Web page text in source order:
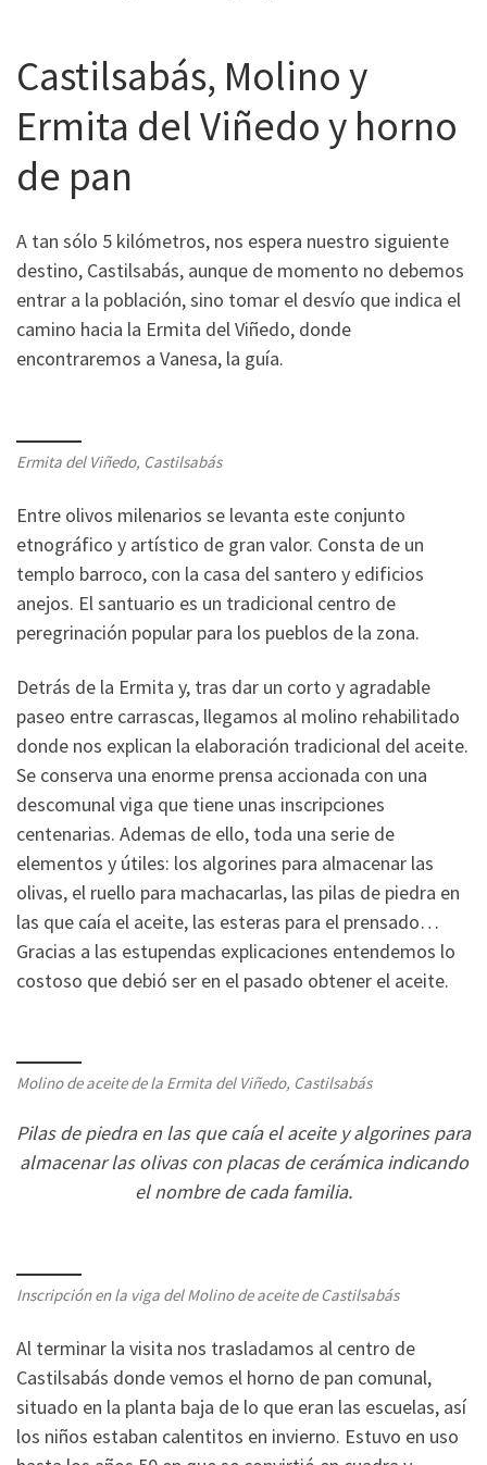
Castilsabás, Molino y
Ermita del Viñedo y horno
de pan
A tan sólo 5 kilómetros, nos espera nuestro siguiente
destino, Castilsabás, aunque de momento no debemos
entrar a la población, sino tomar el desvío que indica el
camino hacia la Ermita del Viñedo, donde
encontraremos a Vanesa, la guía.
Ermita del Viñedo, Castilsabás
Entre olivos milenarios se levanta este conjunto
etnográfico y artístico de gran valor. Consta de un
templo barroco, con la casa del santero y edificios
anejos. El santuario es un tradicional centro de
peregrinación popular para los pueblos de la zona.
Detrás de la Ermita y, tras dar un corto y agradable
paseo entre carrascas, llegamos al molino rehabilitado
donde nos explican la elaboración tradicional del aceite.
Se conserva una enorme prensa accionada con una
descomunal viga que tiene unas inscripciones
centenarias. Ademas de ello, toda una serie de
elementos y útiles: los algorines para almacenar las
olivas, el ruello para machacarlas, las pilas de piedra en
las que caía el aceite, las esteras para el prensado…
Gracias a las estupendas explicaciones entendemos lo
costoso que debió ser en el pasado obtener el aceite.
Molino de aceite de la Ermita del Viñedo, Castilsabás
Pilas de piedra en las que caía el aceite y algorines para
almacenar las olivas con placas de cerámica indicando
el nombre de cada familia.
Inscripción en la viga del Molino de aceite de Castilsabás
Al terminar la visita nos trasladamos al centro de
Castilsabás donde vemos el horno de pan comunal,
situado en la planta baja de lo que eran las escuelas, así
los niños estaban calentitos en invierno. Estuvo en uso